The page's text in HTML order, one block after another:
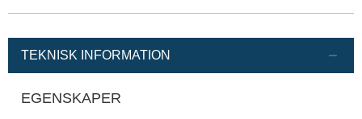
TEKNISK INFORMATION
EGENSKAPER